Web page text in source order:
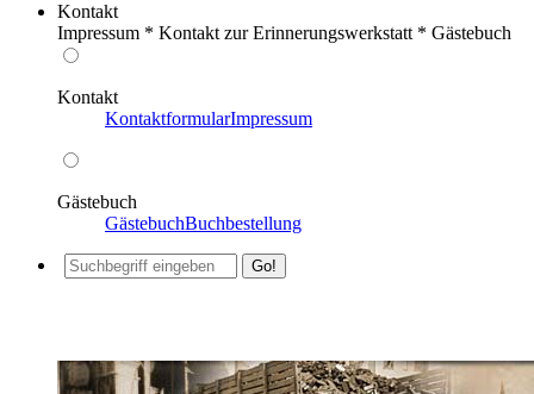
Kontakt
Impressum * Kontakt zur Erinnerungswerkstatt * Gästebuch
Kontakt
KontaktformularImpressum
Gästebuch
GästebuchBuchbestellung